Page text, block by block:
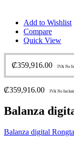
Add to Wishlist
Compare
Quick View
₡359,916.00 IVA No
₡359,916.00 IVA No
Balanza
Balanza digital